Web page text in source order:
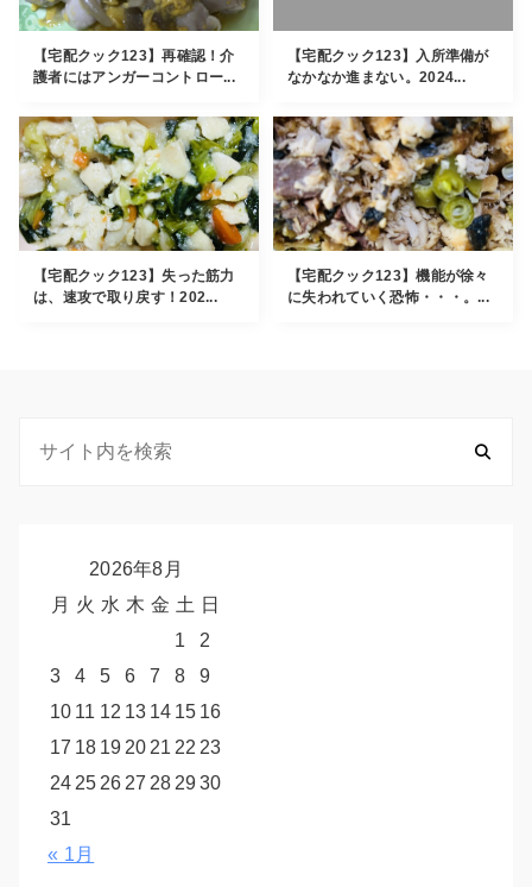
【宅配クック123】再確認！介
護者にはアンガーコントロー...
【宅配クック123】入所準備が
なかなか進まない。2024...
【宅配クック123】失った筋力
は、速攻で取り戻す！202...
【宅配クック123】機能が徐々
に失われていく恐怖・・・。...
2026年8月
月 火 水 木 金 土 日
1
2
3
4 5 6 7 8
9
10 11 12 13 14 15 16
17 18 19 20 21 22 23
24 25 26 27 28 2930
31
« 1月